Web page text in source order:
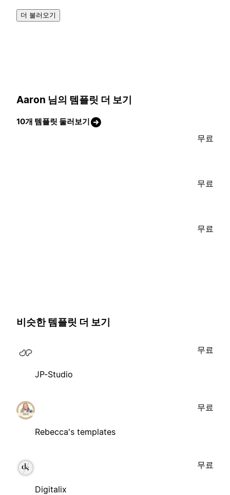
더 불러오기
Aaron 님의 템플릿 더 보기
10개 템플릿 둘러보기
무료
무료
무료
비슷한 템플릿 더 보기
JP-Studio
무료
Rebecca's templates
무료
Digitalix
무료